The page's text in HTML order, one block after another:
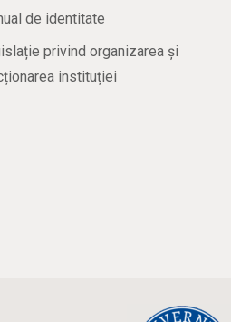
de identitate
privind organizarea și
instituției